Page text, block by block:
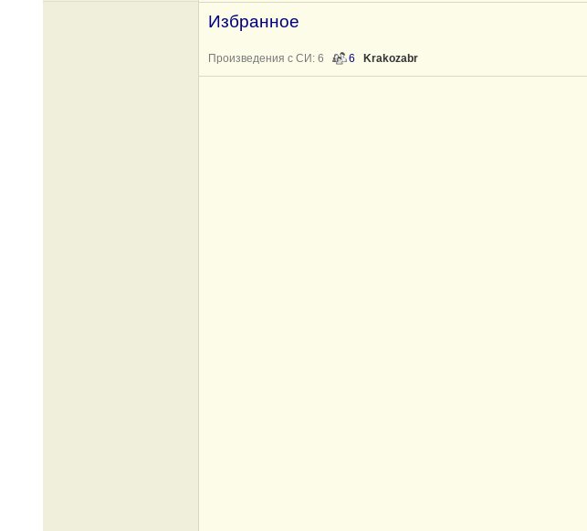
Избранное
Произведения с СИ: 6 6 Krakozabr